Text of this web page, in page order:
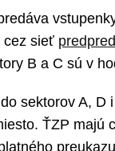
cez sieť
B a C sú v
sektorov A, D
ŤZP majú